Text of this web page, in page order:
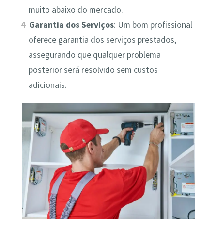
muito abaixo do mercado.
Garantia dos Serviços: Um bom profissional
oferece garantia dos serviços prestados,
assegurando que qualquer problema
posterior será resolvido sem custos
adicionais.